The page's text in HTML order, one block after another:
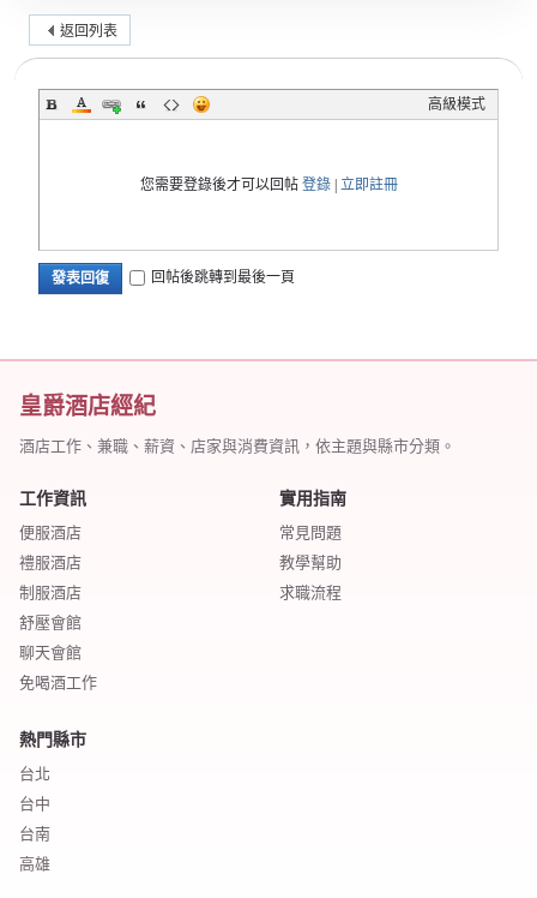
返回列表
高級模式
您需要登錄後才可以回帖 登錄| 立即註冊
發表回復 回帖後跳轉到最後一頁
皇爵酒店經紀
酒店工作、兼職、薪資、店家與消費資訊，依主題與縣市分類。
工作資訊
便服酒店
禮服酒店
制服酒店
舒壓會館
聊天會館
免喝酒工作
實用指南
常見問題
教學幫助
求職流程
熱門縣市
台北
台中
台南
高雄